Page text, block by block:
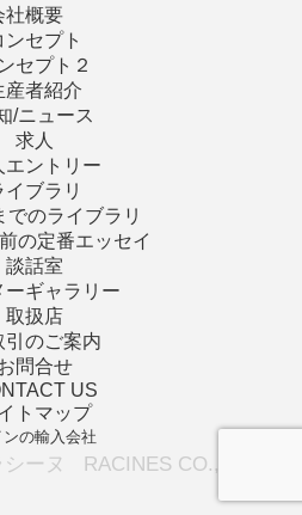
社概要
ンセプト
セプト２
産者紹介
/ニュース
求人
エントリー
イブラリ
でのライブラリ
の定番エッセイ
談話室
ーギャラリー
取扱店
引のご案内
問合せ
US
トマップ
ンの輸入会社
ーヌ RACINES CO., LTD.